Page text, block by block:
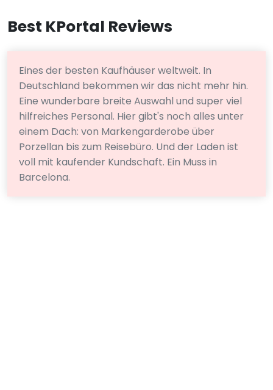
Best KPortal Reviews
Eines der besten Kaufhäuser weltweit. In
Deutschland bekommen wir das nicht mehr hin.
Eine wunderbare breite Auswahl und super viel
hilfreiches Personal. Hier gibt's noch alles unter
einem Dach: von Markengarderobe über
Porzellan bis zum Reisebüro. Und der Laden ist
voll mit kaufender Kundschaft. Ein Muss in
Barcelona.